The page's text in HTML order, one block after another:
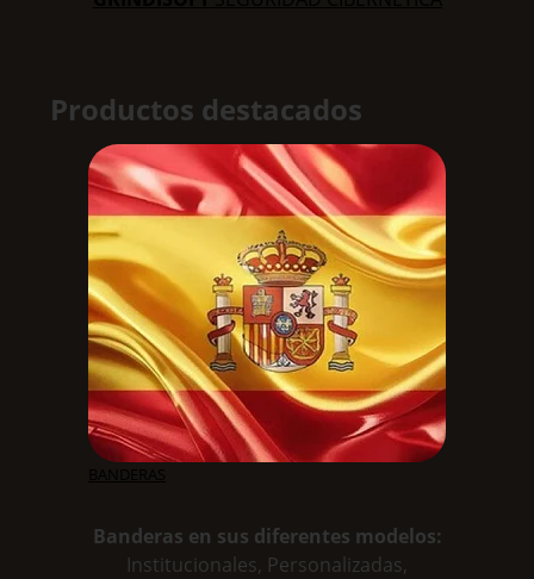
Productos destacados
Banderas en sus diferentes modelos:
Institucionales, Personalizadas,